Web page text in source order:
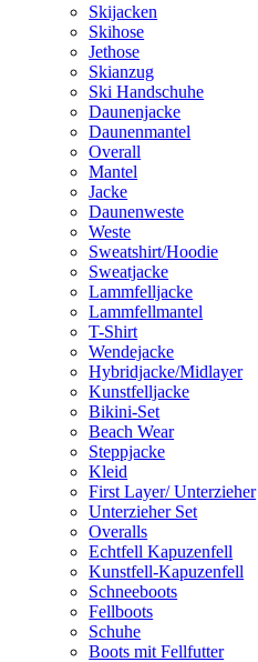
Skijacken
Skihose
Jethose
Skianzug
Ski Handschuhe
Daunenjacke
Daunenmantel
Overall
Mantel
Jacke
Daunenweste
Weste
Sweatshirt/Hoodie
Sweatjacke
Lammfelljacke
Lammfellmantel
T-Shirt
Wendejacke
Hybridjacke/Midlayer
Kunstfelljacke
Bikini-Set
Beach Wear
Steppjacke
Kleid
First Layer/ Unterzieher
Unterzieher Set
Overalls
Echtfell Kapuzenfell
Kunstfell-Kapuzenfell
Schneeboots
Fellboots
Schuhe
Boots mit Fellfutter